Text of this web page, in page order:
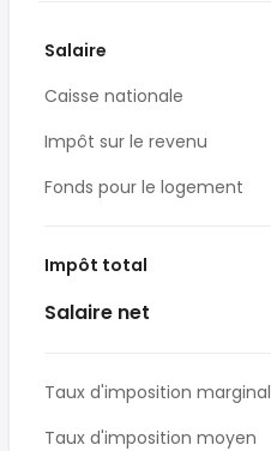
Salaire
Caisse nationale
Impôt sur le revenu
Fonds pour le logement
Impôt total
Salaire net
Taux d'imposition marginal
Taux d'imposition moyen